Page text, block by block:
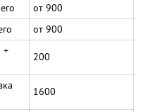
от 900
от 900
+
200
1600